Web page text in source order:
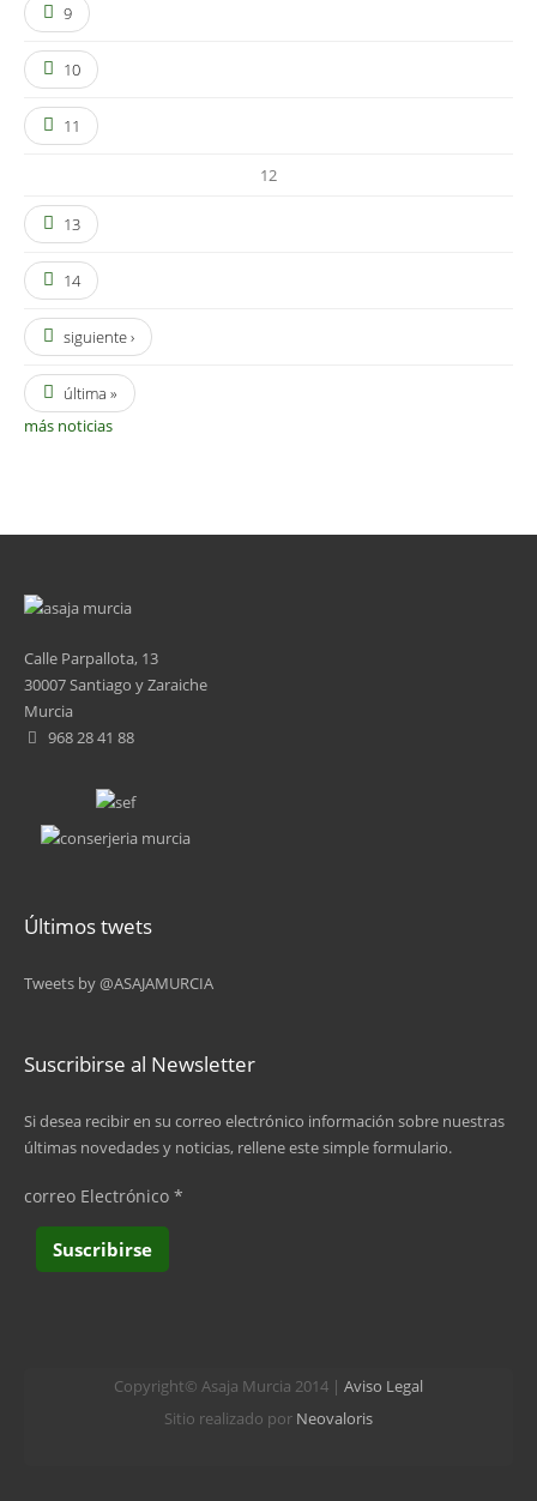
9
10
11
12
13
14
siguiente ›
última »
más noticias
Calle Parpallota, 13
30007 Santiago y Zaraiche
Murcia
968 28 41 88
Últimos twets
Tweets by @ASAJAMURCIA
Suscribirse al Newsletter
Si desea recibir en su correo electrónico información sobre nuestras
últimas novedades y noticias, rellene este simple formulario.
correo Electrónico *
Copyright© Asaja Murcia 2014 | Aviso Legal
Sitio realizado por Neovaloris